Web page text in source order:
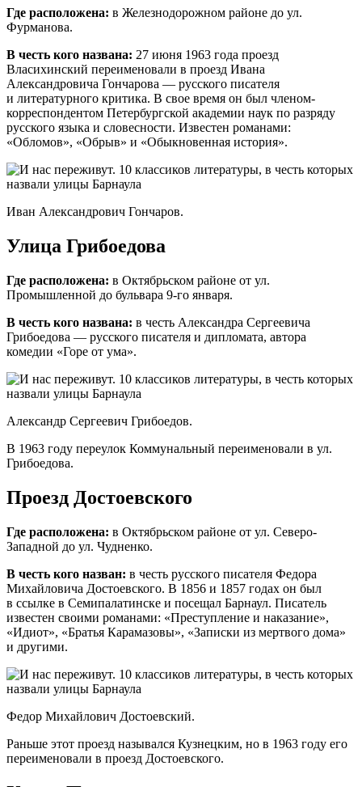
Где расположена: в Железнодорожном районе до ул.
Фурманова.
В честь кого названа: 27 июня 1963 года проезд
Власихинский переименовали в проезд Ивана
Александровича Гончарова — русского писателя
и литературного критика. В свое время он был членом-
корреспондентом Петербургской академии наук по разряду
русского языка и словесности. Известен романами:
«Обломов», «Обрыв» и «Обыкновенная история».
Иван Александрович Гончаров.
Улица Грибоедова
Где расположена: в Октябрьском районе от ул.
Промышленной до бульвара 9-го января.
В честь кого названа: в честь Александра Сергеевича
Грибоедова — русского писателя и дипломата, автора
комедии «Горе от ума».
Александр Сергеевич Грибоедов.
В 1963 году переулок Коммунальный переименовали в ул.
Грибоедова.
Проезд Достоевского
Где расположена: в Октябрьском районе от ул. Северо-
Западной до ул. Чудненко.
В честь кого назван: в честь русского писателя Федора
Михайловича Достоевского. В 1856 и 1857 годах он был
в ссылке в Семипалатинске и посещал Барнаул. Писатель
известен своими романами: «Преступление и наказание»,
«Идиот», «Братья Карамазовы», «Записки из мертвого дома»
и другими.
Федор Михайлович Достоевский.
Раньше этот проезд назывался Кузнецким, но в 1963 году его
переименовали в проезд Достоевского.